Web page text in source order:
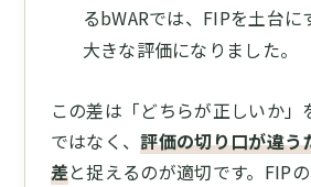
るbWARでは、FIPを土台に
大きな評価になりました。
この差は「どちらが正しいか」
ではなく、評価の切り口が違う
差と捉えるのが適切です。FIP